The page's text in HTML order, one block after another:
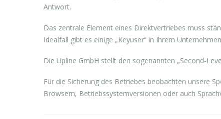
Antwort.
Das zentrale Element eines Direktvertriebes muss
Idealfall gibt es einige „Keyuser“ in Ihrem
Die Upline GmbH stellt den sogenannten „Second-
Für die Sicherung des Betriebes beobachten unsere
Browsern, Betriebssystemversionen oder auch